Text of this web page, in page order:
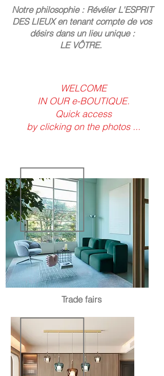
Notre philosophie : Révéler L'ESPRIT
DES LIEUX en tenant compte de vos
désirs dans un lieu unique :
LE VÔTRE.
WELCOME
IN OUR e-BOUTIQUE.
Quick access
by clicking on the photos ...
Trade fairs